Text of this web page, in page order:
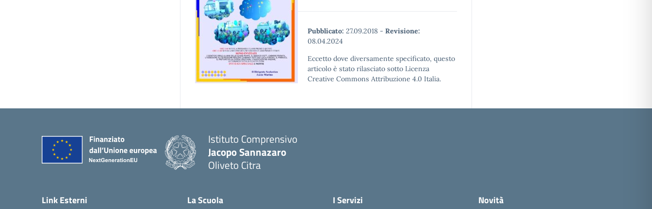
Pubblicato: 27.09.2018 - Revisione:
08.04.2024
Eccetto dove diversamente specificato, questo
articolo è stato rilasciato sotto Licenza
Creative Commons Attribuzione 4.0 Italia.
Istituto Comprensivo
Jacopo Sannazaro
Oliveto Citra
Link Esterni La Scuola I Servizi Novità